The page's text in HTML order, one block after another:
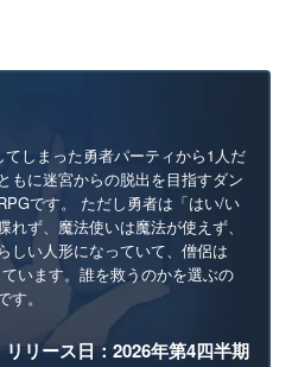
てしまった勇者パーティから1人だ
もに迷宮からの脱出を目指すダン
です。 ただし勇者は「はい/い
れず、魔法使いは魔法が使えず、
しい人形になっていて、僧侶は
ています。誰を救うのかを選ぶの
。
リリース日：2026年第4四半期